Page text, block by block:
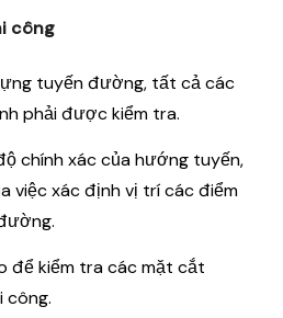
công
tuyến đường, tất cả các
phải được kiểm tra.
chính xác của hướng tuyến,
việc xác định vị trí các điểm
để kiểm tra các mặt cắt
công.